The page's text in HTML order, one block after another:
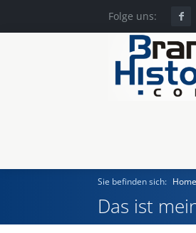
Folge uns:
Sie befinden sich: Home
Das ist